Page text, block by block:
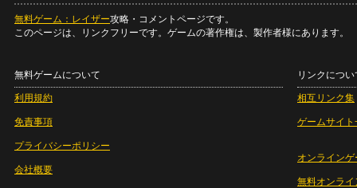
無料ゲーム：レイザー攻略・コメントページです。
このページは、リンクフリーです。ゲームの著作権は、製作者様にあります。
無料ゲームについて
利用規約
免責事項
プライバシーポリシー
会社概要
リンクについ
相互リンク集
ゲームサイト
オンラインゲ
無料オンライ